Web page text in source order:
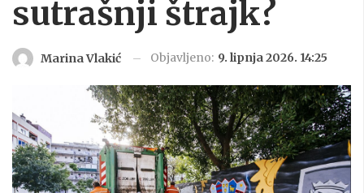
sutrašnji štrajk?
Marina Vlakić Objavljeno: 9. lipnja 2026. 14:25